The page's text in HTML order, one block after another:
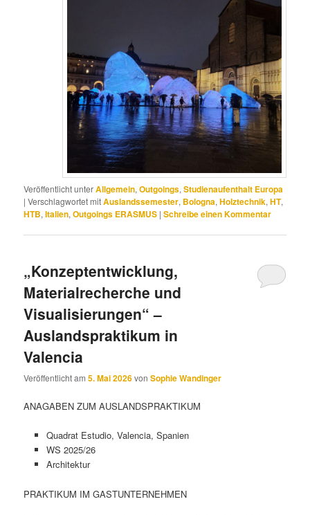
Veröffentlicht unterAllgemein,Outgoings,Studienaufenthalt Europa
|Verschlagwortet mitAuslandssemester, Bologna,Holztechnik,HT,
HTB,Italien,Outgoings ERASMUS |Schreibe einen Kommentar
„Konzeptentwicklung,
Materialrecherche und
Visualisierungen“ –
Auslandspraktikum in
Valencia
Veröffentlicht am5. Mai 2026vonSophie Wandinger
ANAGABEN ZUM AUSLANDSPRAKTIKUM
Quadrat Estudio, Valencia, Spanien
WS 2025/26
Architektur
PRAKTIKUM IM GASTUNTERNEHMEN